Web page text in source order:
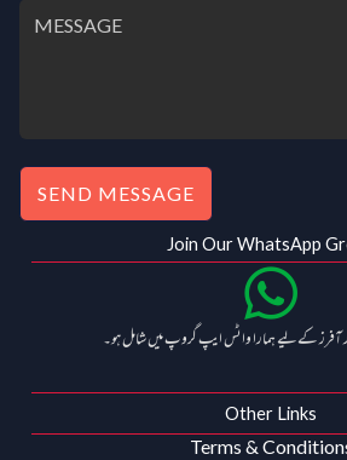
SEND MESSAGE
Join Our WhatsApp
آفرز کے لیے ہمارا واٹس ایپ گروپ میں شامل ہو۔
Other Links
Terms &